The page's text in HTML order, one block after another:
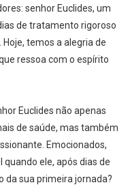
senhor Euclides, um
de tratamento rigoroso
temos a alegria de
ressoa com o espírito
Euclides não apenas
de saúde, mas também
Emocionados,
ele, após dias de
da sua primeira jornada?